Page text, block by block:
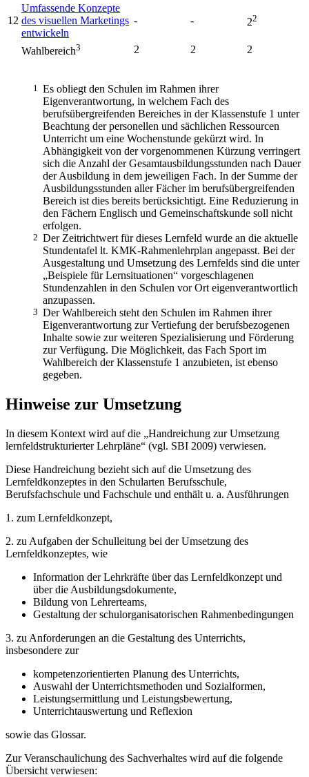
12
Umfassende Konzepte
des visuellen Marketings
entwickeln
- - 22
Wahlbereich3 2 2 2
1 Es obliegt den Schulen im Rahmen ihrer
Eigenverantwortung, in welchem Fach des
berufsübergreifenden Bereiches in der Klassenstufe 1 unter
Beachtung der personellen und sächlichen Ressourcen
Unterricht um eine Wochenstunde gekürzt wird. In
Abhängigkeit von der vorgenommenen Kürzung verringert
sich die Anzahl der Gesamtausbildungsstunden nach Dauer
der Ausbildung in dem jeweiligen Fach. In der Summe der
Ausbildungsstunden aller Fächer im berufsübergreifenden
Bereich ist dies bereits berücksichtigt. Eine Reduzierung in
den Fächern Englisch und Gemeinschaftskunde soll nicht
erfolgen.
2 Der Zeitrichtwert für dieses Lernfeld wurde an die aktuelle
Stundentafel lt. KMK-Rahmenlehrplan angepasst. Bei der
Ausgestaltung und Umsetzung des Lernfelds sind die unter
„Beispiele für Lernsituationen“ vorgeschlagenen
Stundenzahlen in den Schulen vor Ort eigenverantwortlich
anzupassen.
3 Der Wahlbereich steht den Schulen im Rahmen ihrer
Eigenverantwortung zur Vertiefung der berufsbezogenen
Inhalte sowie zur weiteren Spezialisierung und Förderung
zur Verfügung. Die Möglichkeit, das Fach Sport im
Wahlbereich der Klassenstufe 1 anzubieten, ist ebenso
gegeben.
Hinweise zur Umsetzung
In diesem Kontext wird auf die „Handreichung zur Umsetzung
lernfeldstrukturierter Lehrpläne“ (vgl. SBI 2009) verwiesen.
Diese Handreichung bezieht sich auf die Umsetzung des
Lernfeldkonzeptes in den Schularten Berufsschule,
Berufsfachschule und Fachschule und enthält u. a. Ausführungen
1. zum Lernfeldkonzept,
2. zu Aufgaben der Schulleitung bei der Umsetzung des
Lernfeldkonzeptes, wie
Information der Lehrkräfte über das Lernfeldkonzept und
über die Ausbildungsdokumente,
Bildung von Lehrerteams,
Gestaltung der schulorganisatorischen Rahmenbedingungen
3. zu Anforderungen an die Gestaltung des Unterrichts,
insbesondere zur
kompetenzorientierten Planung des Unterrichts,
Auswahl der Unterrichtsmethoden und Sozialformen,
Leistungsermittlung und Leistungsbewertung,
Unterrichtauswertung und Reflexion
sowie das Glossar.
Zur Veranschaulichung des Sachverhaltes wird auf die folgende
Übersicht verwiesen: